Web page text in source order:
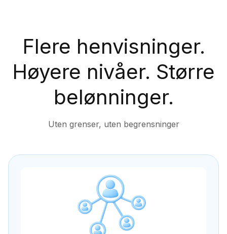
Flere henvisninger.
Høyere nivåer. Større
belønninger.
Uten grenser, uten begrensninger